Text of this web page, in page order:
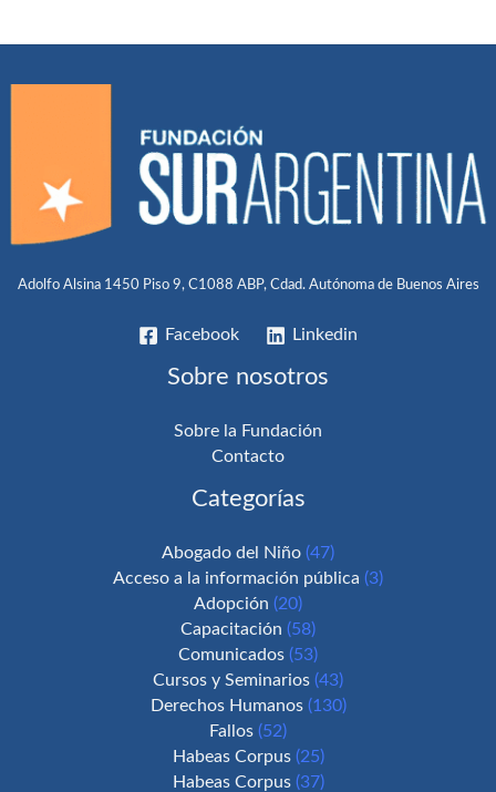
Adolfo Alsina 1450 Piso 9, C1088 ABP, Cdad. Autónoma de Buenos Aires
Facebook Linkedin
Sobre nosotros
Sobre la Fundación
Contacto
Categorías
Abogado del Niño (47)
Acceso a la información pública (3)
Adopción (20)
Capacitación (58)
Comunicados (53)
Cursos y Seminarios (43)
Derechos Humanos(130)
Fallos (52)
Habeas Corpus(25)
Habeas Corpus(37)